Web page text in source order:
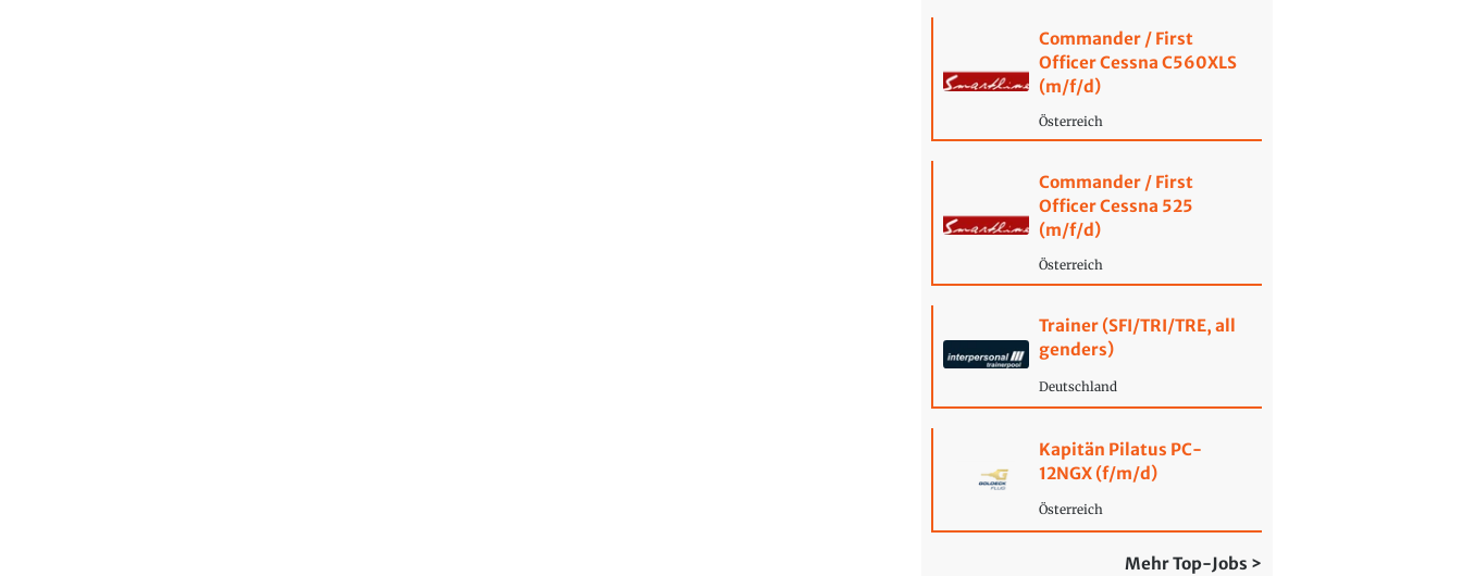
Commander / First
Officer Cessna C560XLS
(m/f/d)
Österreich
Commander / First
Officer Cessna 525
(m/f/d)
Österreich
Trainer (SFI/TRI/TRE, all
genders)
Deutschland
Kapitän Pilatus PC-
12NGX (f/m/d)
Österreich
Mehr Top-Jobs >